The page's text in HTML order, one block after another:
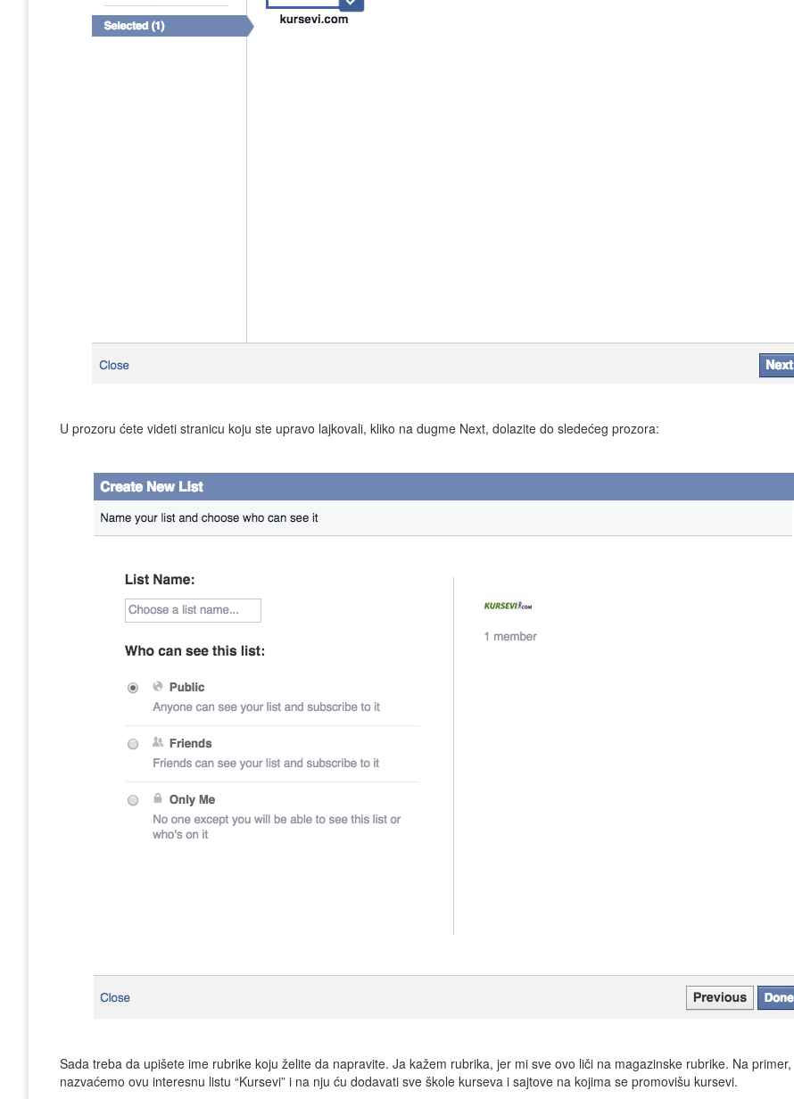
U prozoru ćete videti stranicu koju ste upravo lajkovali, kliko na dugme Next, dolazite do sledećeg prozora:
Sada treba da upišete ime rubrike koju želite da napravite. Ja kažem rubrika, jer mi sve ovo liči na magazinske rubrike. Na primer,
nazvaćemo ovu interesnu listu “Kursevi” i na nju ću dodavati sve škole kurseva i sajtove na kojima se promovišu kursevi.